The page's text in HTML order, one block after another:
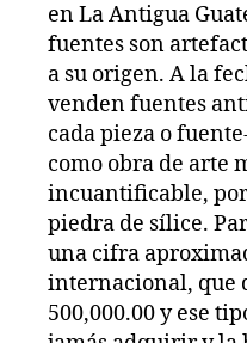
en La Antigua
fuentes son
a su origen. A la
venden fuentes
cada pieza o
como obra de arte
incuantificable,
piedra de sílice.
una cifra
internacional, que
500,000.00 y ese